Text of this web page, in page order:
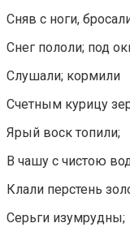
Сняв с ноги,
Снег пололи; под
Слушали; кормили
Счетным курицу
Ярый воск топили;
В чашу с чистою
Клали перстень
Серьги изумрудны;